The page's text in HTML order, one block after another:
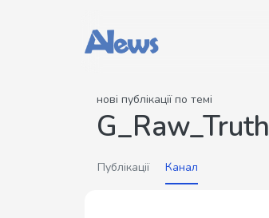
нові публікації по темі
G_Raw_Truth
Публікації Канал